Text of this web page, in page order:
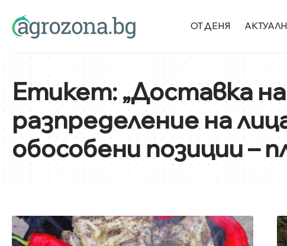
ОТ ДЕНЯ
Етикет:„Доставка
разпределение на
обособени позиции –